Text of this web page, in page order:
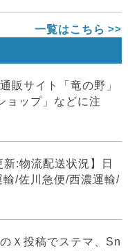
一覧はこちら
販サイト「竜の野」
ョップ」などに注
新:物流配送状況】日
/佐川急便/西濃運輸/
Ｘ投稿でステマ、Sn